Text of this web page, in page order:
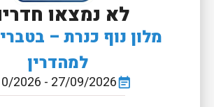
לא נמצאו
מלון נוף כנרת –
למהדרין
event_note
27/09/2026 - 4/10/2026